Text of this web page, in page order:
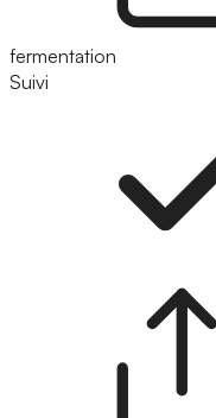
fermentation
Suivi